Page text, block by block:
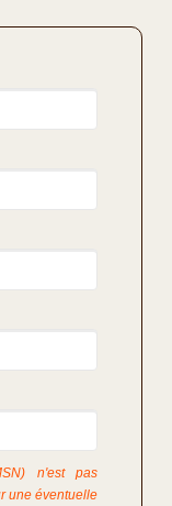
n'est pas
une éventuelle